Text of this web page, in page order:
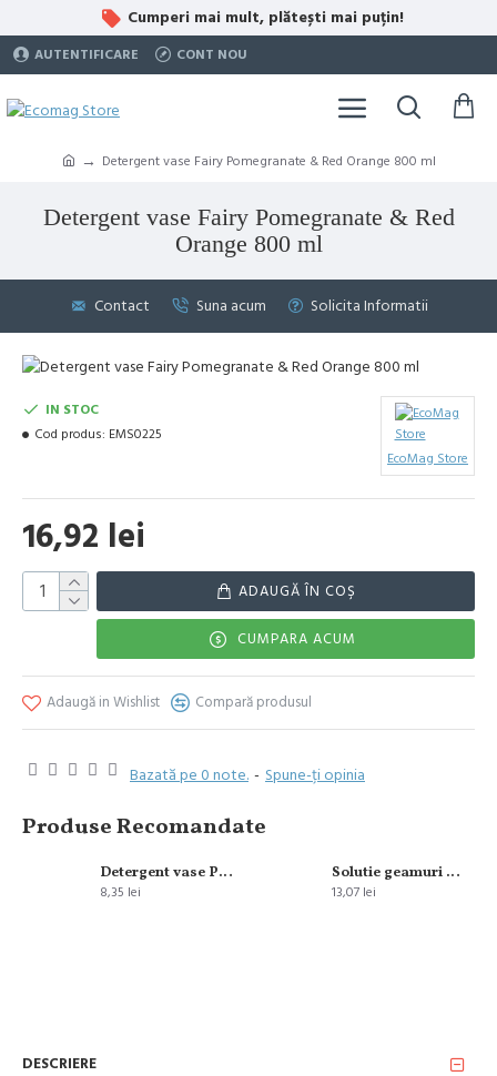
Cumperi mai mult, plătești mai puțin!
AUTENTIFICARE CONT NOU
Detergent vase Fairy Pomegranate & Red Orange 800 ml
Detergent vase Fairy Pomegranate & Red
Orange 800 ml
Contact Suna acum Solicita Informatii
Bazată pe 0 note. - Spune-ţi opinia
16,92 lei
IN STOC
Cod produs: EMS0225
EcoMag Store
ADAUGĂ ÎN COŞ
CUMPARA ACUM
Adaugă in Wishlist Compară produsul
Produse Recomandate
Detergent vase Pur Power 5 Orange&Grapefruit 450 ml
8,35 lei
Solutie geamuri Ajax Multi Action 500 ml
13,07 lei
DESCRIERE